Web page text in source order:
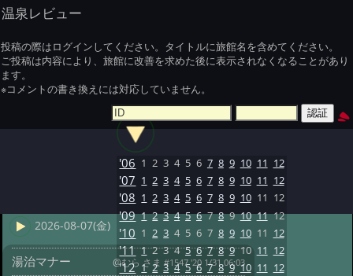
温泉レビュー
投稿の際はログインしてください。タイトルに旅館名を含めてください。
ご投稿は内容により、旅館に改善を求めた後に表示されなくなることがあり
ます。
※コメントの書き換えには対応していません。
2026-08-07(金)
湯治マナー @むら さま #1547 '20 1/31 06:03
'06 1 2 3 4 5 6 7 8 9 10 11 12
'07 1 2 3 4 5 6 7 8 9 10 11 12
'08 1 2 3 4 5 6 7 8 9 10 11 12
'09 1 2 3 4 5 6 7 8 9 10 11 12
'10 1 2 3 4 5 6 7 8 9 10 11 12
'11 1 2 3 4 5 6 7 8 9 10 11 12
'12 1 2 3 4 5 6 7 8 9 10 11 12